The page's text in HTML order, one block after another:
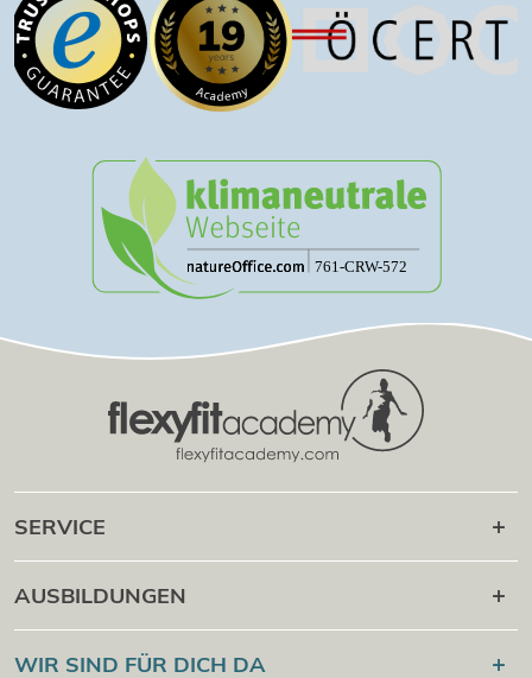
SERVICE
Karriere danach
Online Campus
Cert Check
AUSBILDUNGEN
Flexyfit
Sport Academy
WIR SIND FÜR DICH DA